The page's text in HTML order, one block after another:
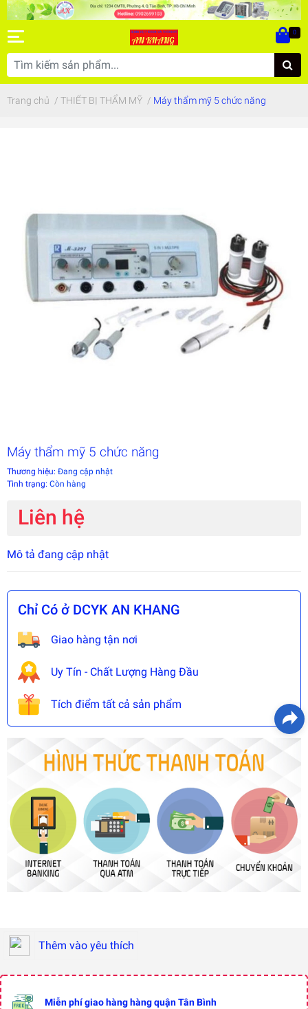
0
Trang chủ / THIẾT BỊ THẨM MỸ / Máy thẩm mỹ 5 chức năng
Máy thẩm mỹ 5 chức năng
Thương hiệu: Đang cập nhật
Tình trạng: Còn hàng
Liên hệ
Mô tả đang cập nhật
Chỉ Có ở DCYK AN KHANG
Giao hàng tận nơi
Uy Tín - Chất Lượng Hàng Đầu
Tích điểm tất cả sản phẩm
Thêm vào yêu thích
Miễn phí giao hàng hàng quận Tân Bình